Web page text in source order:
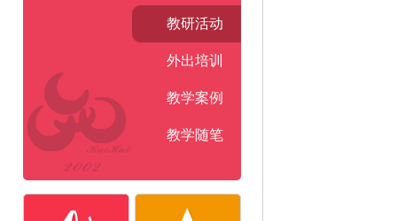
教研活动
外出培训
教学案例
教学随笔